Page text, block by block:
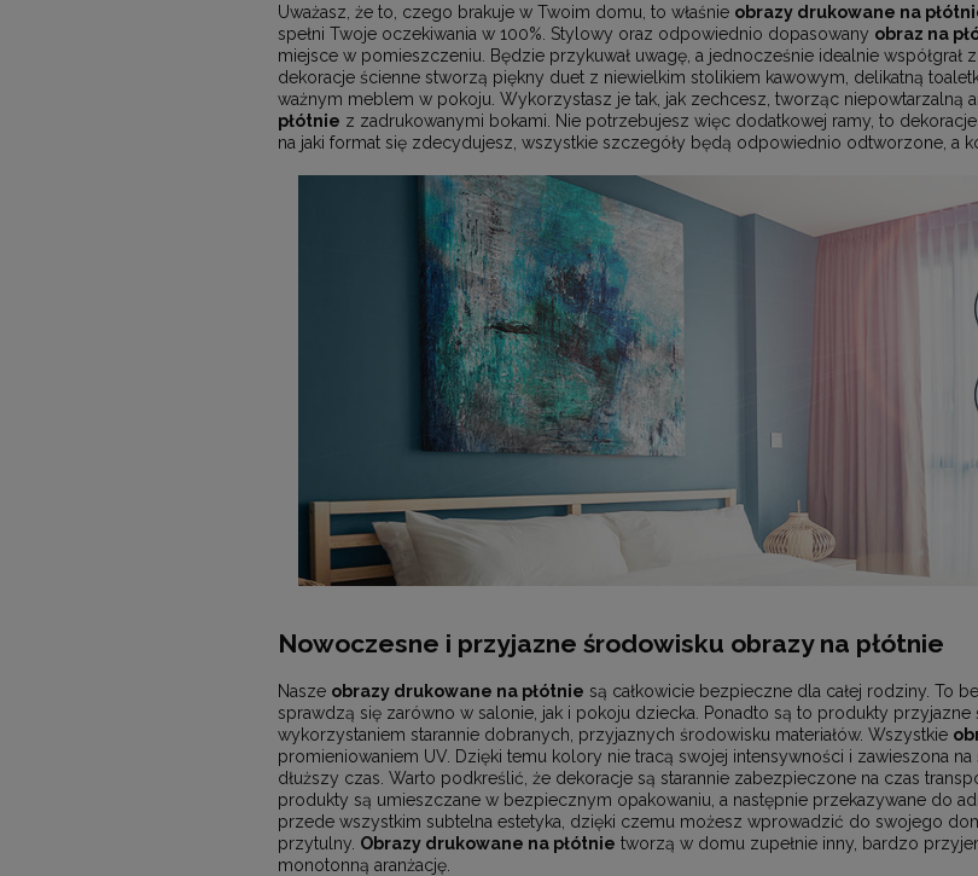
Uważasz, że to, czego brakuje w Twoim domu, to właśnie obrazy drukowane na
spełni Twoje oczekiwania w 100%. Stylowy oraz odpowiednio dopasowany obraz na
miejsce w pomieszczeniu. Będzie przykuwał uwagę, a jednocześnie idealnie współgrał
dekoracje ścienne stworzą piękny duet z niewielkim stolikiem kawowym, delikatną
ważnym meblem w pokoju. Wykorzystasz je tak, jak zechcesz, tworząc niepowtarzalną
płótnie z zadrukowanymi bokami. Nie potrzebujesz więc dodatkowej ramy, to
na jaki format się zdecydujesz, wszystkie szczegóły będą odpowiednio odtworzone, a
Nowoczesne i przyjazne środowisku obrazy na płótnie
Nasze obrazy drukowane na płótnie są całkowicie bezpieczne dla całej rodziny. To
sprawdzą się zarówno w salonie, jak i pokoju dziecka. Ponadto są to produkty
wykorzystaniem starannie dobranych, przyjaznych środowisku materiałów. Wszystkie
promieniowaniem UV. Dzięki temu kolory nie tracą swojej intensywności i zawieszona
dłuższy czas. Warto podkreślić, że dekoracje są starannie zabezpieczone na czas
produkty są umieszczane w bezpiecznym opakowaniu, a następnie przekazywane do
przede wszystkim subtelna estetyka, dzięki czemu możesz wprowadzić do swojego
przytulny. Obrazy drukowane na płótnie tworzą w domu zupełnie inny, bardzo
monotonną aranżację.